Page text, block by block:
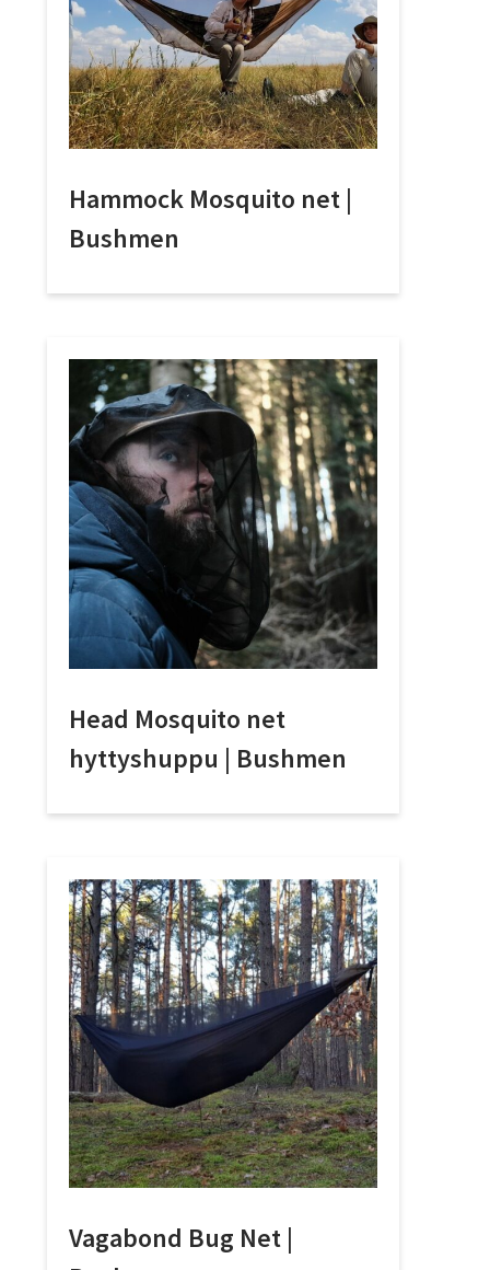
Hammock Mosquito net |
Bushmen
Head Mosquito net
hyttyshuppu | Bushmen
Vagabond Bug Net |